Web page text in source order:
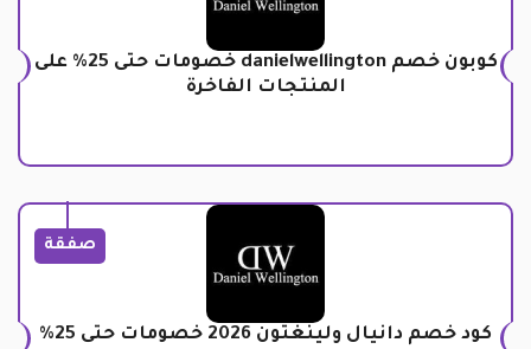
كوبون خصم danielwellington خصومات حتى 25% على
المنتجات الفاخرة
صفقة
كود خصم دانيال ولينغتون 2026 خصومات حتى 25%